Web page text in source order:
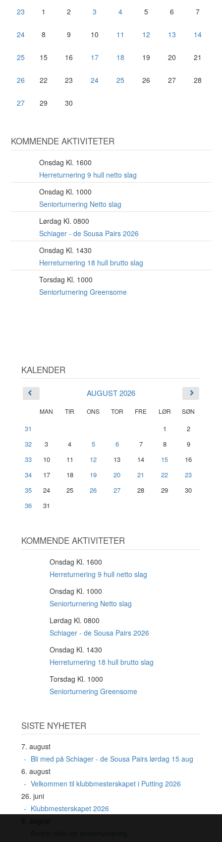
23 1 2 3 4 5 6 7
24 8 9 10 11 12 13 14
25 15 16 17 18 19 20 21
26 22 23 24 25 26 27 28
27 29 30
KOMMENDE AKTIVITETER
Onsdag Kl. 1600
Herreturnering 9 hull netto slag
Onsdag Kl. 1000
Seniorturnering Netto slag
Lørdag Kl. 0800
Schiager - de Sousa Pairs 2026
Onsdag Kl. 1430
Herreturnering 18 hull brutto slag
Torsdag Kl. 1000
Seniorturnering Greensome
KALENDER
AUGUST 2026
MAN TIR ONS TOR FRE LØR SØN
31 1
2
32
3 4 5 6 7 8
9
33
10 11 12 13 14 15
16
34
17 18 19 20 21 22
23
35
24 25 26 27 28 29
30
36
31
KOMMENDE AKTIVITETER
Onsdag Kl. 1600
Herreturnering 9 hull netto slag
Onsdag Kl. 1000
Seniorturnering Netto slag
Lørdag Kl. 0800
Schiager - de Sousa Pairs 2026
Onsdag Kl. 1430
Herreturnering 18 hull brutto slag
Torsdag Kl. 1000
Seniorturnering Greensome
SISTE NYHETER
7. august
Bli med på Schiager - de Sousa Pairs lørdag 15 aug
6. august
Velkommen til klubbmesterskapet i Putting 2026
26. juni
Klubbmesterskapet 2026